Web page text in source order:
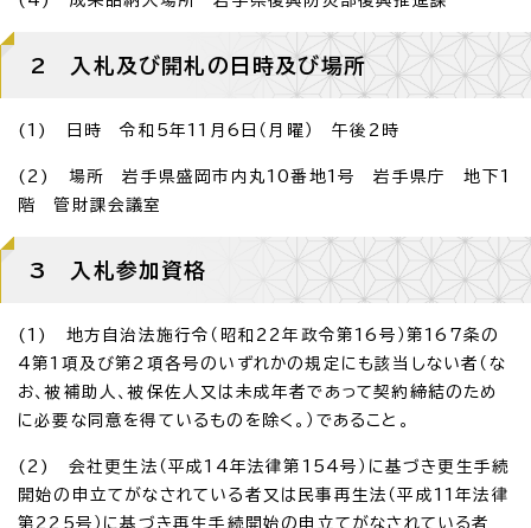
2 入札及び開札の日時及び場所
(1) 日時 令和5年11月6日（月曜） 午後2時
(2) 場所 岩手県盛岡市内丸10番地1号 岩手県庁 地下1
階 管財課会議室
3 入札参加資格
(1) 地方自治法施行令（昭和22年政令第16号）第167条の
4第1項及び第2項各号のいずれかの規定にも該当しない者（な
お、被補助人、被保佐人又は未成年者であって契約締結のため
に必要な同意を得ているものを除く。）であること。
(2) 会社更生法（平成14年法律第154号）に基づき更生手続
開始の申立てがなされている者又は民事再生法（平成11年法律
第225号）に基づき再生手続開始の申立てがなされている者